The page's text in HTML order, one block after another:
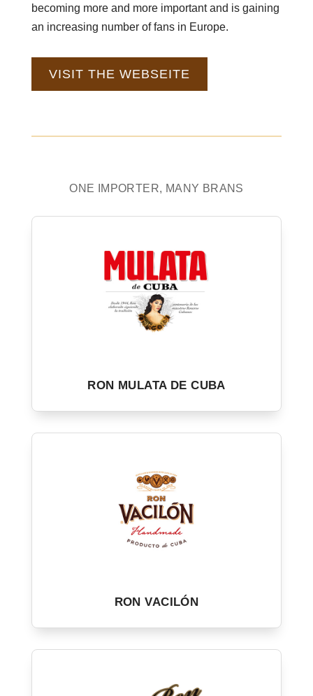
becoming more and more important and is gaining
an increasing number of fans in Europe.
VISIT THE WEBSEITE
ONE IMPORTER, MANY BRANS
RON MULATA DE CUBA
RON VACILÓN